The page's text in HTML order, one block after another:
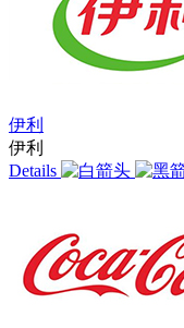
伊利
伊利
Details